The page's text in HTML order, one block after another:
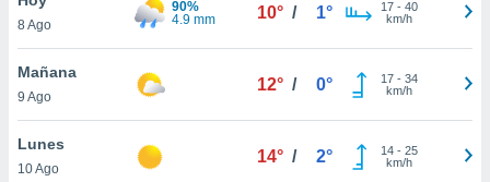
en
más
nuestra
8 Ago
90%
4.9 mm
10° / 1° 17- 40
km/h
Mañana
9 Ago
12° / 0° 17- 34
km/h
Lunes
10 Ago
14° / 2° 14- 25
km/h